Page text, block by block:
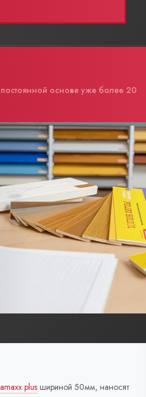
основе уже более 20
plus шириной 50мм, наносят